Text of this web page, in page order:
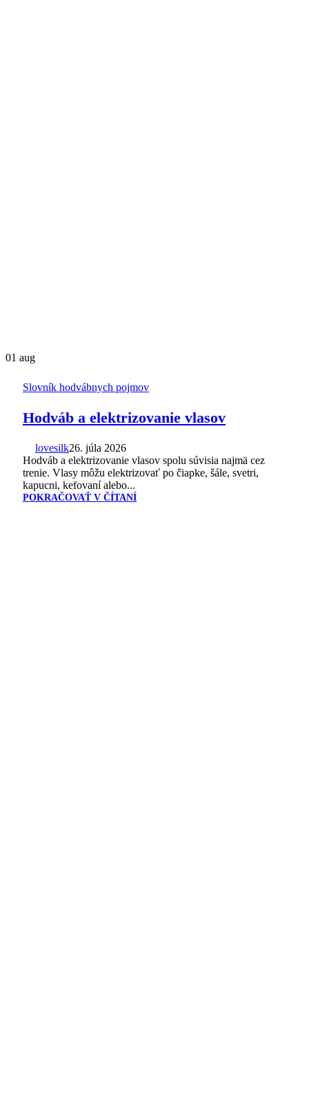
01 aug
Slovník hodvábnych pojmov
Hodváb a elektrizovanie vlasov
lovesilk26. júla 2026
Hodváb a elektrizovanie vlasov spolu súvisia najmä cez
trenie. Vlasy môžu elektrizovať po čiapke, šále, svetri,
kapucni, kefovaní alebo...
POKRAČOVAŤ V ČÍTANÍ